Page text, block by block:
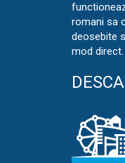
romani sa
deosebite
mod direct.